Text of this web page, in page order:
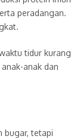
peradangan.
tidur kurang
anak dan
bugar, tetapi